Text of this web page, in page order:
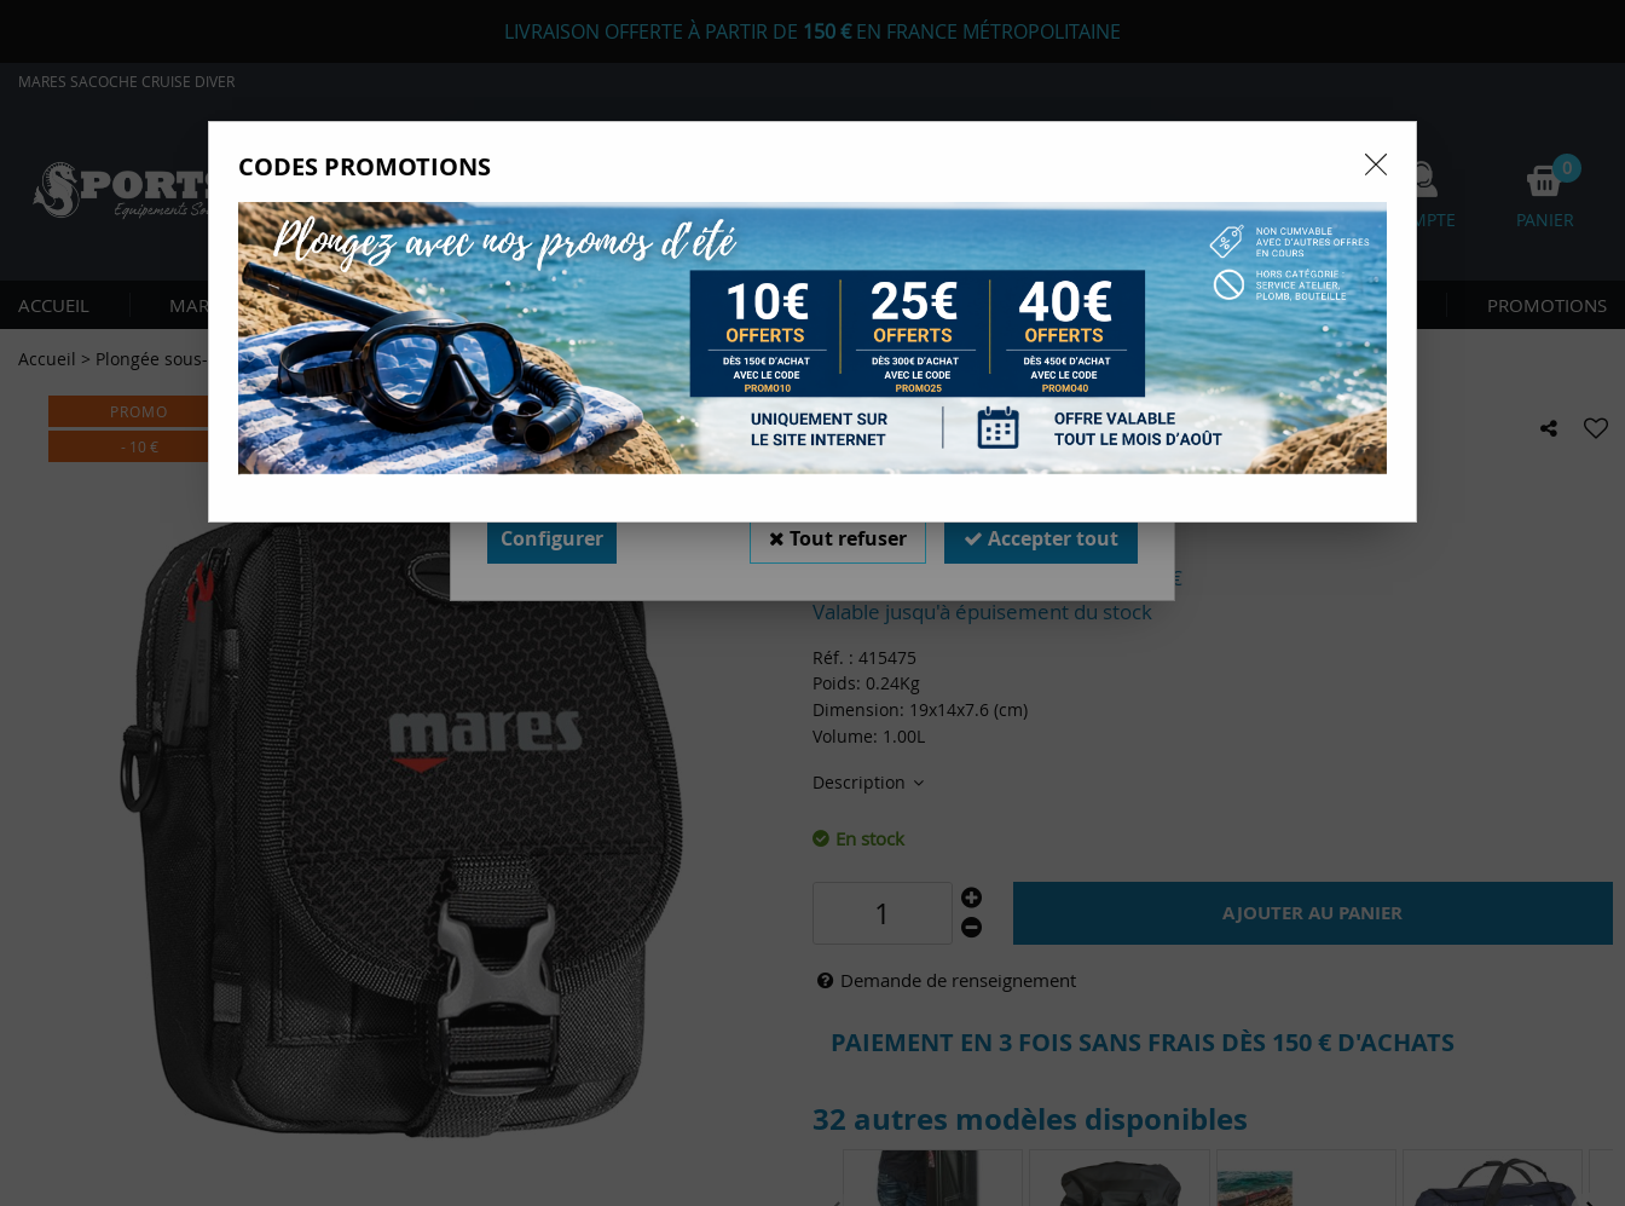
LIVRAISON OFFERTE À PARTIR DE 150 €EN FRANCE MÉTROPOLITAINE
MARES SACOCHE CRUISE DIVER
FAVORIS COMPTE
0
PANIER
ACCUEIL MARQUES PLONGÉE SOUS-MARINE APNÉE CHASSE SOUS-MARINE LONGE CÔTE & NAGE NOUVEAUTÉS PROMOTIONS
Accueil > Plongée sous-marine >Bagagerie >MARES SACOCHE CRUISE DIVER
PROMO
- 10 €
MARES SACOCHE CRUISE DIVER
Soyez le premier à donner votre avis !
25,00€TTC
€
Valable jusqu'à épuisement du stock
Réf. : 415475
Poids: 0.24Kg
Dimension: 19x14x7.6 (cm)
Volume: 1.00L
Description
En stock
AJOUTER AU PANIER
Demande de renseignement
PAIEMENT EN 3 FOIS SANS FRAIS DÈS 150 € D'ACHATS
32 autres modèles disponibles
Nous autorisez-vous à utiliser vos cookies ?
Ils nous seront utiles pour :
Améliorer l'interface et les fonctionnalités du site
Mesurer les campagnes marketing et proposer des mises à jour sur nos
produits
Gérer l'authentification et surveiller les erreurs techniques
Certains cookies sont nécessaires à des fins techniques, ils sont donc dispensés de consentement. D'autres,
non obligatoires, peuvent être utilisés pour la personnalisation des annonces et du contenu, la mesure des
annonces et du contenu, la connaissance de l'audience et le développement de produits, les données de
géolocalisation précises et l'identification par le balayage de l'appareil, le stockage et/ou l'accès aux
informations sur un appareil. Si vous donnez votre consentement, celui-ci sera valable sur l’ensemble des sous-
domaines de Sports Med. Vous disposez de la possibilité de retirer votre consentement à tout moment en
cliquant sur le widget en bas à droite de la page. Pour en savoir plus, consulter notre politique de cookie.
Configurer Tout refuser Accepter tout
CODES PROMOTIONS